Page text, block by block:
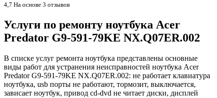
4,7 На основе 3 отзывов
Услуги по ремонту ноутбука Acer
Predator G9-591-79KE NX.Q07ER.002
В списке услуг ремонта ноутбука представлены основные
виды работ для устранения неисправностей ноутбука Acer
Predator G9-591-79KE NX.Q07ER.002: не работает клавиатура
ноутбука, usb порты не работают, тормозит, выключается,
зависает ноутбук, привод cd-dvd не читает диски, дисплей